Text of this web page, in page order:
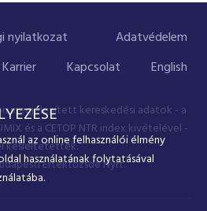
nyilatkozat
Adatvédelem
Karrier Kapcsolat English
megjelenített kereskedési adatok - a
és a CETOP NTR index kivételével -
késleltetettek.
Értéktőzsde Nyrt.
az online felhasználói élmény
használatának folytatásával